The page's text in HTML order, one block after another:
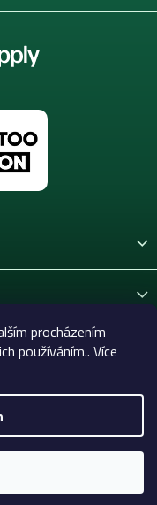
procházením
používáním.. Více
für Tattoo und